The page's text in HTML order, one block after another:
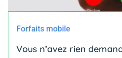
Forfaits mobile
Vous n’avez rien